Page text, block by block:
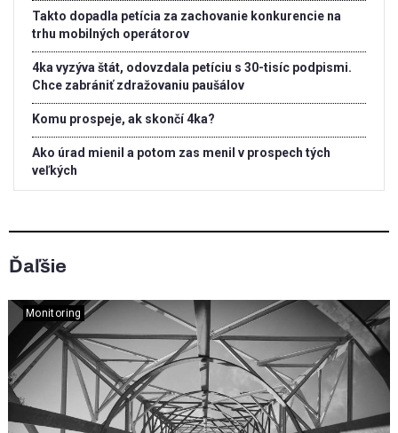
Takto dopadla petícia za zachovanie konkurencie na
trhu mobilných operátorov
4ka vyzýva štát, odovzdala petíciu s 30-tisíc podpismi.
Chce zabrániť zdražovaniu paušálov
Komu prospeje, ak skončí 4ka?
Ako úrad mienil a potom zas menil v prospech tých
veľkých
Ďaľšie
Monitoring